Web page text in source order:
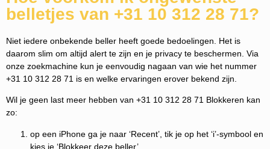
belletjes van +31 10 312 28 71?
Niet iedere onbekende beller heeft goede bedoelingen. Het is
daarom slim om altijd alert te zijn en je privacy te beschermen. Via
onze zoekmachine kun je eenvoudig nagaan van wie het nummer
+31 10 312 28 71 is en welke ervaringen erover bekend zijn.
Wil je geen last meer hebben van +31 10 312 28 71 Blokkeren kan
zo:
op een iPhone ga je naar ‘Recent’, tik je op het ‘i’-symbool en
kies je ‘Blokkeer deze beller’.